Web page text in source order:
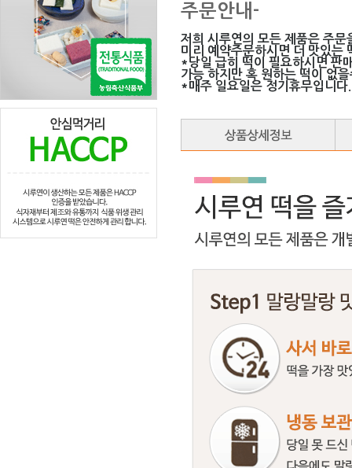
주문안내-
저희 시루연의 모든 제품은 주
미리 예약주문하시면 더 맛있는
*당일 급히 떡이 필요하시면 판
가능 하지만 혹 원하는 떡이 없
*매주 일요일은 정기휴무입니다.